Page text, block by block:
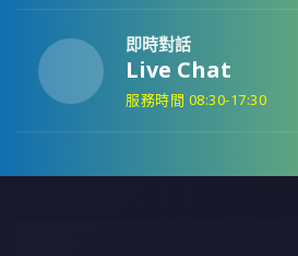
即時對話
Live Chat
服務時間 08:30-17:30